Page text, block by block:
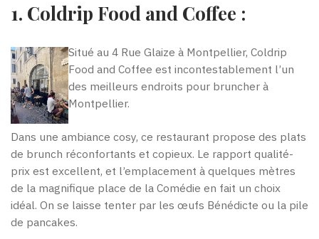
1. Coldrip Food and Coffee :
Situé au 4 Rue Glaize à Montpellier, Coldrip
Food and Coffee est incontestablement l’un
des meilleurs endroits pour bruncher à
Montpellier.
Dans une ambiance cosy, ce restaurant propose des plats
de brunch réconfortants et copieux. Le rapport qualité-
prix est excellent, et l’emplacement à quelques mètres
de la magnifique place de la Comédie en fait un choix
idéal. On se laisse tenter par les œufs Bénédicte ou la pile
de pancakes.